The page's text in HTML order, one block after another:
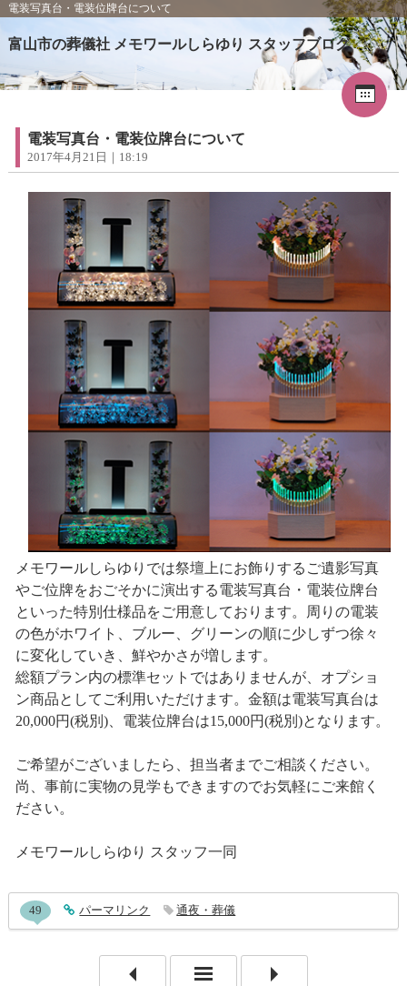
電装写真台・電装位牌台について
富山市の葬儀社 メモワールしらゆり スタッフブログ
2
3
4 5 6
10
11 12
17
18 19 20 21 22
23
24
25 26 27 28 29
30
電装写真台・電装位牌台について
2017年4月21日｜18:19
メモワールしらゆりでは祭壇上にお飾りするご遺影写真
やご位牌をおごそかに演出する電装写真台・電装位牌台
といった特別仕様品をご用意しております。周りの電装
の色がホワイト、ブルー、グリーンの順に少しずつ徐々
に変化していき、鮮やかさが増します。
総額プラン内の標準セットではありませんが、オプショ
ン商品としてご利用いただけます。金額は電装写真台は
20,000円(税別)、電装位牌台は15,000円(税別)となります。
ご希望がございましたら、担当者までご相談ください。
尚、事前に実物の見学もできますのでお気軽にご来館く
ださい。
メモワールしらゆり スタッフ一同
entry576コメント
49 entry576
パーマリンク 通夜・葬儀